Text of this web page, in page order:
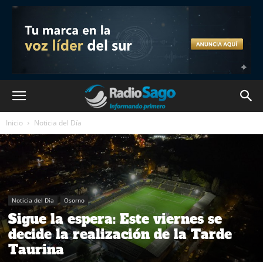
Inicio Noticia del Día
Noticia del Día Osorno
Sigue la espera: Este viernes se
decide la realización de la Tarde
Taurina